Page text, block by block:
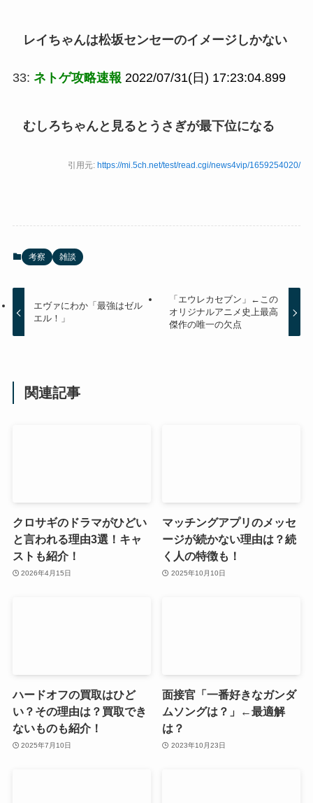
レイちゃんは松坂センセーのイメージしかない
33: ネトゲ攻略速報 2022/07/31(日) 17:23:04.899
むしろちゃんと見るとうさぎが最下位になる
引用元: https://mi.5ch.net/test/read.cgi/news4vip/1659254020/
考察 雑談
エヴァにわか「最強はゼル
エル！」
「エウレカセブン」←この
オリジナルアニメ史上最高
傑作の唯一の欠点
関連記事
クロサギのドラマがひどい
と言われる理由3選！キャ
ストも紹介！
2026年4月15日
マッチングアプリのメッセ
ージが続かない理由は？続
く人の特徴も！
2025年10月10日
ハードオフの買取はひど
い？その理由は？買取でき
ないものも紹介！
2025年7月10日
面接官「一番好きなガンダ
ムソングは？」←最適解
は？
2023年10月23日